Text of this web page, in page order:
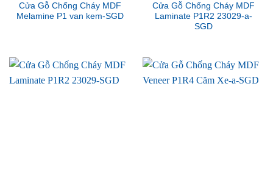
Cửa Gỗ Chống Cháy MDF
Melamine P1 van kem-SGD
Cửa Gỗ Chống Cháy MDF
Laminate P1R2 23029-a-
SGD